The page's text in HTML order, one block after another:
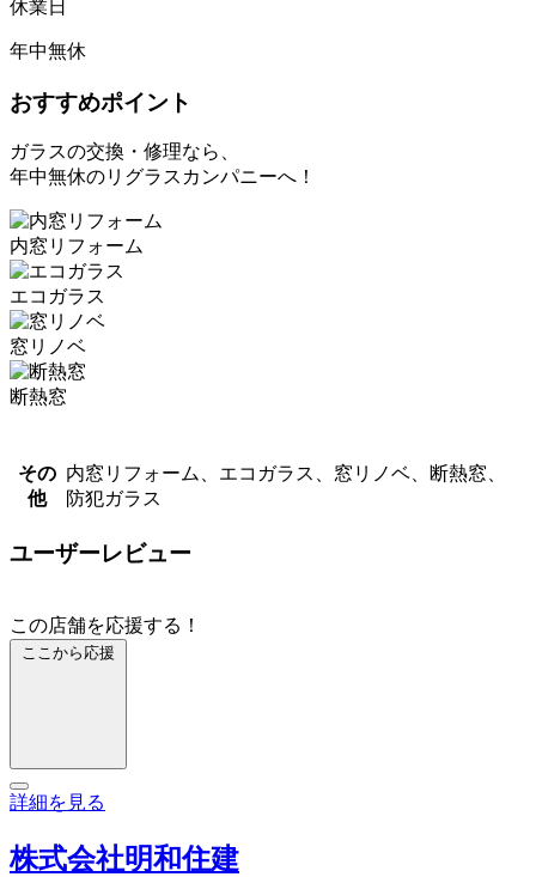
休業日
年中無休
おすすめポイント
ガラスの交換・修理なら、
年中無休のリグラスカンパニーへ！
内窓リフォーム
エコガラス
窓リノベ
断熱窓
その
他
内窓リフォーム、エコガラス、窓リノベ、断熱窓、
防犯ガラス
ユーザーレビュー
この店舗を応援する！
ここから応援
詳細を見る
株式会社明和住建